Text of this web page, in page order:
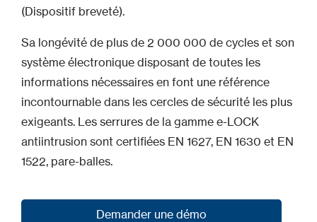
(Dispositif breveté).
Sa longévité de plus de 2 000 000 de cycles et son
système électronique disposant de toutes les
informations nécessaires en font une référence
incontournable dans les cercles de sécurité les plus
exigeants. Les serrures de la gamme e-LOCK
antiintrusion sont certifiées EN 1627, EN 1630 et EN
1522, pare-balles.
Demander une démo